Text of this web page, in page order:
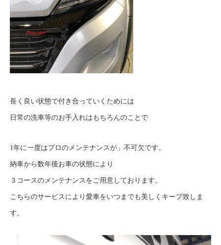
長く良い状態で付き合っていくためには
日常の洗車等のお手入れはもちろんのことで
1年に一度はプロのメンテナンスが」不可欠です。
納車から数年後お車の状態により
３コースのメンテナンスをご用意しております。
こちらのサービスにより愛車をいつまでも美しくキープ致しま
す。